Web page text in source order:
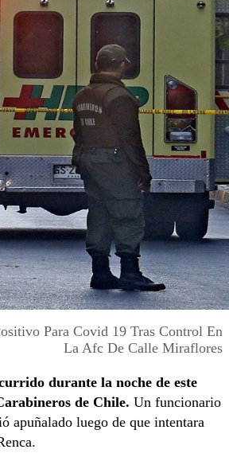
Para Covid 19 Tras Control En
La Afc De Calle Miraflores
durante la noche de este
de Chile. Un funcionario
apuñalado luego de que intentara